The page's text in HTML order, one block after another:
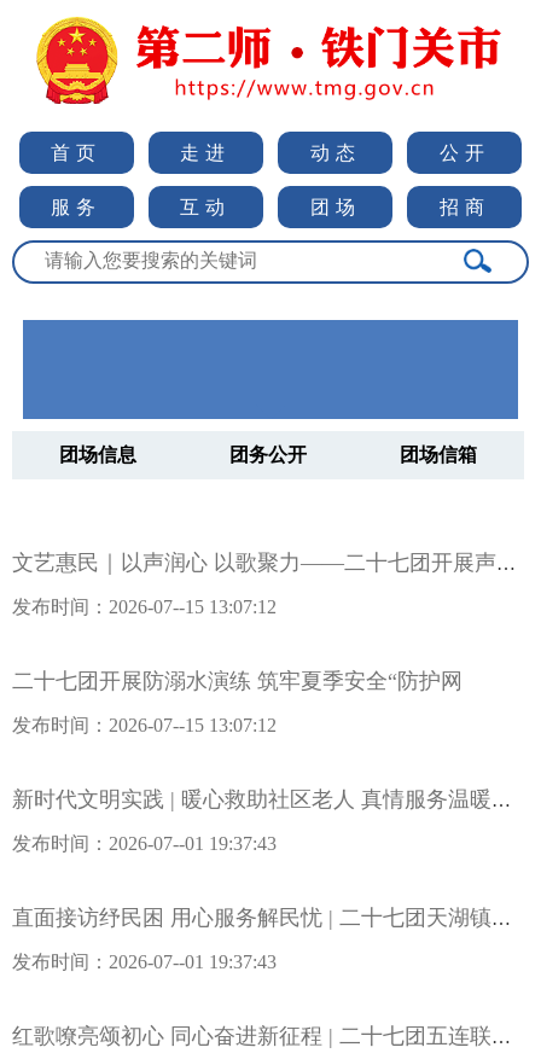
首页 走进 动态 公开
服务 互动 团场 招商
团场信息 团务公开 团场信箱
文艺惠民｜以声润心 以歌聚力——二十七团开展声乐文艺培训
发布时间：2026-07--15 13:07:12
二十七团开展防溺水演练 筑牢夏季安全“防护网
发布时间：2026-07--15 13:07:12
新时代文明实践 | 暖心救助社区老人 真情服务温暖民心
发布时间：2026-07--01 19:37:43
直面接访纾民困 用心服务解民忧 | 二十七团天湖镇开展领导干部接访活动
发布时间：2026-07--01 19:37:43
红歌嘹亮颂初心 同心奋进新征程 | 二十七团五连联合结对村开展红歌比赛联谊文化活动